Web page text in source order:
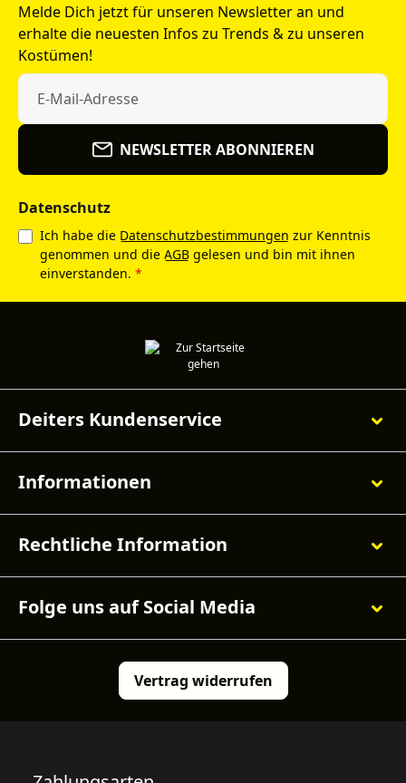
Melde Dich jetzt für unseren Newsletter an und
erhalte die neuesten Infos zu Trends & zu unseren
Kostümen!
NEWSLETTER ABONNIEREN
Datenschutz
Ich habe die Datenschutzbestimmungen zur Kenntnis
genommen und die AGB gelesen und bin mit ihnen
einverstanden. *
Deiters Kundenservice
Informationen
Rechtliche Information
Folge uns auf Social Media
Vertrag widerrufen